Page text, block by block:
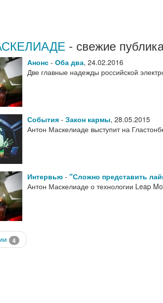
- свежие
Анонс - Оба два, 24.02.2016
Две главные надежды российской
События - Закон кармы, 28.05.2015
Антон Маскелиаде выступит на
Интервью - "Сложно представить
Антон Маскелиаде о технологии Leap
4